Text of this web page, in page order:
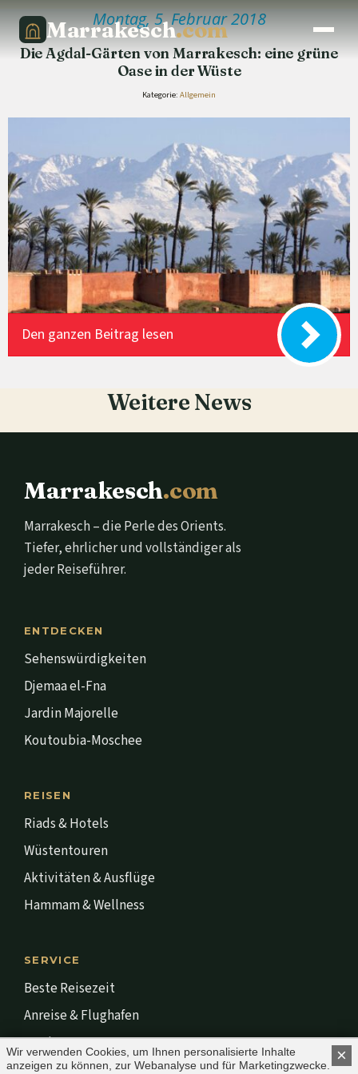
Marrakesch.com
Montag, 5. Februar 2018
Die Agdal-Gärten von Marrakesch: eine grüne
Oase in der Wüste
Kategorie: Allgemein
Den ganzen Beitrag lesen
Weitere News
Marrakesch.com
Marrakesch – die Perle des Orients.
Tiefer, ehrlicher und vollständiger als
jeder Reiseführer.
ENTDECKEN
Sehenswürdigkeiten
Djemaa el-Fna
Jardin Majorelle
Koutoubia-Moschee
REISEN
Riads & Hotels
Wüstentouren
Aktivitäten & Ausflüge
Hammam & Wellness
SERVICE
Beste Reisezeit
Anreise & Flughafen
Stadt & Leute
Impressum
×
Wir verwenden Cookies, um Ihnen personalisierte Inhalte
anzeigen zu können, zur Webanalyse und für Marketingzwecke.